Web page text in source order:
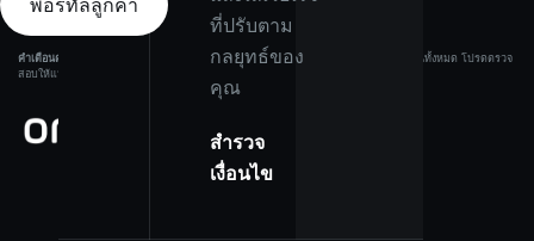
ที่ปรับตาม
กลยุทธ์ของ
คุณ
สำรวจ
เงื่อนไข
พอร์ทัลลูกค้า
คำเตือนความเสี่ยง:
ผลิตภัณฑ์ที่มีเลเวอเรจมีความเสี่ยงสูง และอาจทำให้คุณสูญเสียเงินทุนทั้งหมด โปรดตรวจ
สอบให้แน่ใจว่าคุณเข้าใจความเสี่ยงอย่างครบถ้วนก่อนลงทุน.